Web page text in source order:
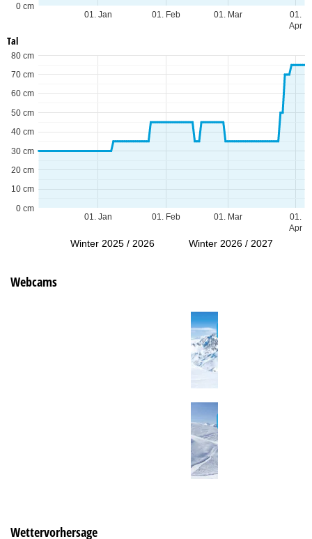
01. Jan 01. Feb 01. Mar
01.
Apr
0 cm
Tal
01. Jan 01. Feb 01. Mar
01.
Apr
0 cm
10 cm
20 cm
30 cm
40 cm
50 cm
60 cm
70 cm
80 cm
Winter 2025 / 2026 Winter 2026 / 2027
Webcams
Wettervorhersage